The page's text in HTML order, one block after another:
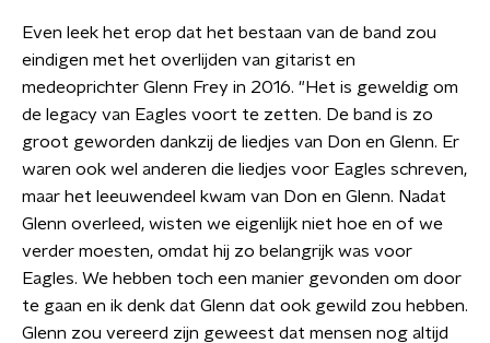
Even leek het erop dat het bestaan van de band zou
eindigen met het overlijden van gitarist en
medeoprichter Glenn Frey in 2016. "Het is geweldig om
de legacy van Eagles voort te zetten. De band is zo
groot geworden dankzij de liedjes van Don en Glenn. Er
waren ook wel anderen die liedjes voor Eagles schreven,
maar het leeuwendeel kwam van Don en Glenn. Nadat
Glenn overleed, wisten we eigenlijk niet hoe en of we
verder moesten, omdat hij zo belangrijk was voor
Eagles. We hebben toch een manier gevonden om door
te gaan en ik denk dat Glenn dat ook gewild zou hebben.
Glenn zou vereerd zijn geweest dat mensen nog altijd